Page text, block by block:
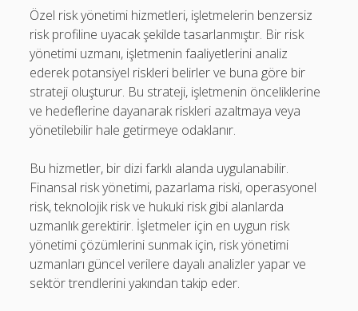
Özel risk yönetimi hizmetleri, işletmelerin benzersiz
risk profiline uyacak şekilde tasarlanmıştır. Bir risk
yönetimi uzmanı, işletmenin faaliyetlerini analiz
ederek potansiyel riskleri belirler ve buna göre bir
strateji oluşturur. Bu strateji, işletmenin önceliklerine
ve hedeflerine dayanarak riskleri azaltmaya veya
yönetilebilir hale getirmeye odaklanır.
Bu hizmetler, bir dizi farklı alanda uygulanabilir.
Finansal risk yönetimi, pazarlama riski, operasyonel
risk, teknolojik risk ve hukuki risk gibi alanlarda
uzmanlık gerektirir. İşletmeler için en uygun risk
yönetimi çözümlerini sunmak için, risk yönetimi
uzmanları güncel verilere dayalı analizler yapar ve
sektör trendlerini yakından takip eder.